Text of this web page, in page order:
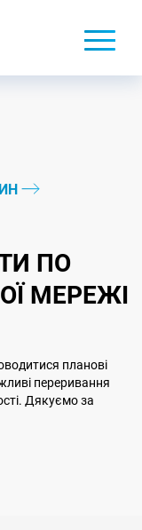
ПО
МЕРЕЖІ
планові
переривання
Дякуємо за